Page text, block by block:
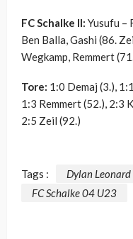
FC Schalke II: Yusufu –
Ben Balla, Gashi (86.
Wegkamp, Remmert
Tore: 1:0 Demaj (3.),
1:3 Remmert (52.), 2:3
2:5 Zeil (92.)
Tags : Dylan Leonard
FC Schalke 04 U23